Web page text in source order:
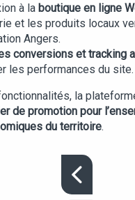
à la boutique en ligne
et les produits locaux
Angers.
conversions et tracking
les performances du site.
la
de promotion pour
du territoire.